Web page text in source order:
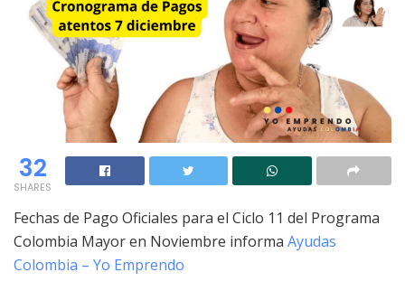
32
SHARES
Fechas de Pago Oficiales para el Ciclo 11 del Programa
Colombia Mayor en Noviembre informa Ayudas
Colombia – Yo Emprendo